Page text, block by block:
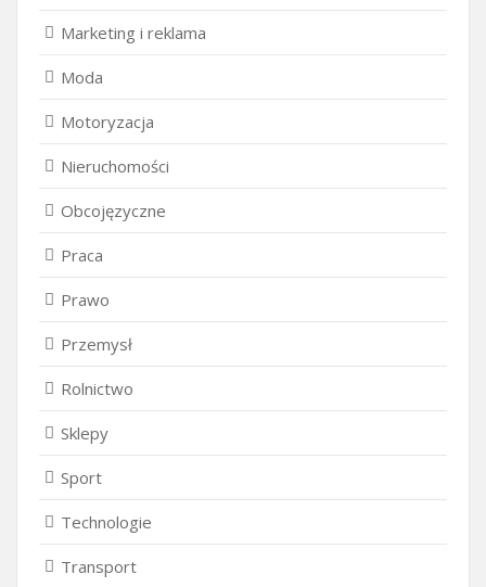
Marketing i reklama
Moda
Motoryzacja
Nieruchomości
Obcojęzyczne
Praca
Prawo
Przemysł
Rolnictwo
Sklepy
Sport
Technologie
Transport